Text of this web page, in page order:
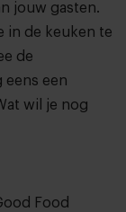
jouw gasten.
in de keuken te
de
eens een
wil je nog
Food